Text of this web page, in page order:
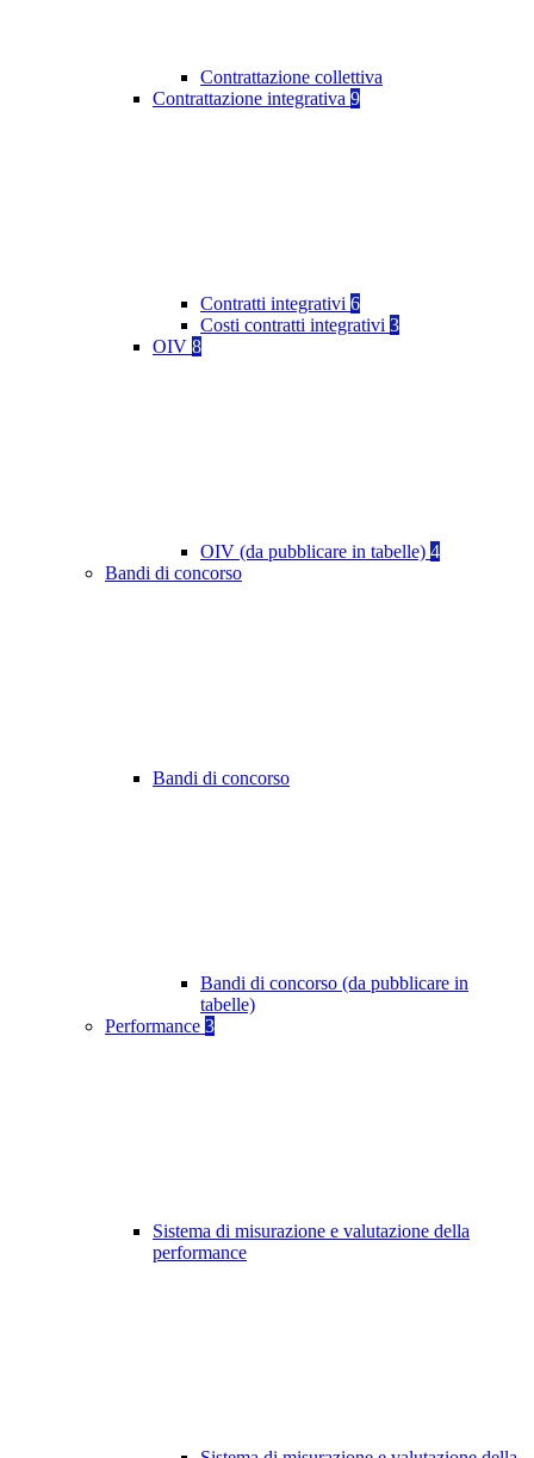
Contrattazione collettiva
Contrattazione integrativa 9
Contratti integrativi 6
Costi contratti integrativi 3
OIV 8
OIV (da pubblicare in tabelle) 4
Bandi di concorso
Bandi di concorso
Bandi di concorso (da pubblicare in
tabelle)
Performance 3
Sistema di misurazione e valutazione della
performance